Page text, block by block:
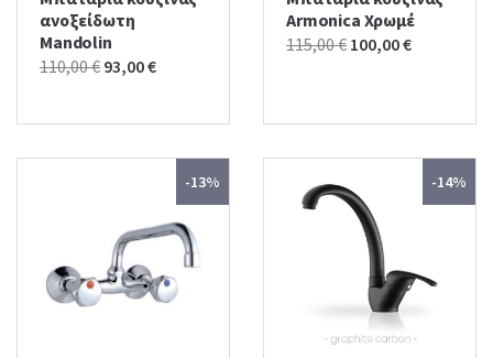
ανοξείδωτη
Mandolin
110,00€ Original
was:
93,00€Current
is:
Armonica Χρωμέ
115,00€ Original
115,00 €.
100,00€Current
100,00 €.
-13% -14%